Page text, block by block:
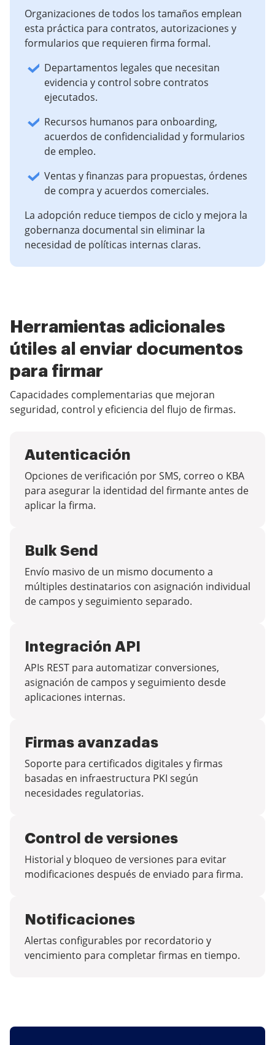
Organizaciones de todos los tamaños emplean
esta práctica para contratos, autorizaciones y
formularios que requieren firma formal.
Departamentos legales que necesitan
evidencia y control sobre contratos
ejecutados.
Recursos humanos para onboarding,
acuerdos de confidencialidad y formularios
de empleo.
Ventas y finanzas para propuestas, órdenes
de compra y acuerdos comerciales.
La adopción reduce tiempos de ciclo y mejora la
gobernanza documental sin eliminar la
necesidad de políticas internas claras.
Herramientas adicionales
útiles al enviar documentos
para firmar
Capacidades complementarias que mejoran
seguridad, control y eficiencia del flujo de firmas.
Autenticación
Opciones de verificación por SMS, correo o KBA
para asegurar la identidad del firmante antes de
aplicar la firma.
Bulk Send
Envío masivo de un mismo documento a
múltiples destinatarios con asignación individual
de campos y seguimiento separado.
Integración API
APIs REST para automatizar conversiones,
asignación de campos y seguimiento desde
aplicaciones internas.
Firmas avanzadas
Soporte para certificados digitales y firmas
basadas en infraestructura PKI según
necesidades regulatorias.
Control de versiones
Historial y bloqueo de versiones para evitar
modificaciones después de enviado para firma.
Notificaciones
Alertas configurables por recordatorio y
vencimiento para completar firmas en tiempo.